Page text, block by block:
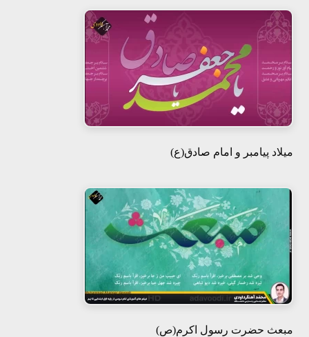
میلاد پیامبر و امام صادق(ع)
مبعث حضرت رسول اکرم(ص)